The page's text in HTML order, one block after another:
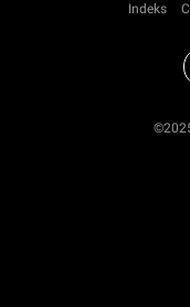
Indeks